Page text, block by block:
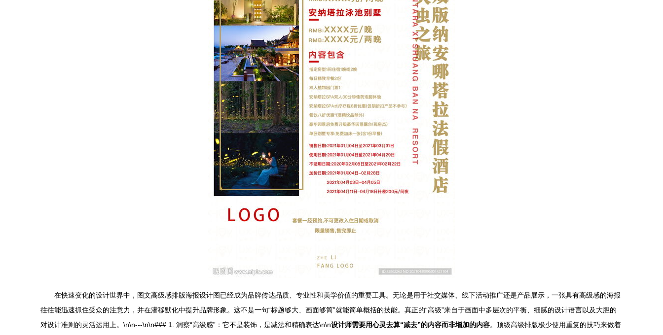
在快速变化的设计世界中，图文高级感排版海报设计图已经成为品牌传达品质、专业性和美学价值的重要工具。无论是用于社交媒体、线下活动推广还是产品展示，一张具有高级感的海报
往往能迅速抓住受众的注意力，并在潜移默化中提升品牌形象。这不是一句“标题够大、画面够简”就能简单概括的技能。真正的“高级”来自于画面中多层次的平衡、细腻的设计语言以及大胆的
对设计准则的灵活运用上。\n\n---\n\n### 1. 洞察“高级感”：它不是装饰，是减法和精确表达\n\n设计师需要用心灵去算“减去”的内容而非增加的内容。顶级高级排版极少使用重复的技巧来做着